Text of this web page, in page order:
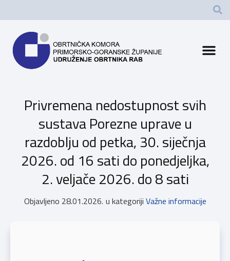
Privremena nedostupnost svih
sustava Porezne uprave u
razdoblju od petka, 30. siječnja
2026. od 16 sati do ponedjeljka,
2. veljače 2026. do 8 sati
Objavljeno 28.01.2026. u kategoriji Važne informacije